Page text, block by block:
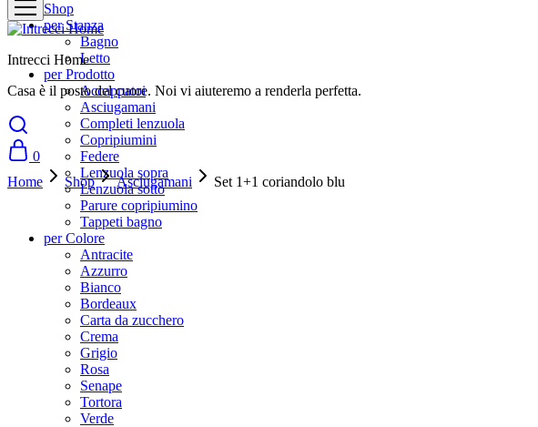
Shop
per Stanza
Bagno
Letto
per Prodotto
Accappatoi
Asciugamani
Completi lenzuola
Copripiumini
Federe
Lenzuola sopra
Lenzuola sotto
Parure copripiumino
Tappeti bagno
per Colore
Antracite
Azzurro
Bianco
Bordeaux
Carta da zucchero
Crema
Grigio
Rosa
Senape
Tortora
Verde
Intrecci Home
Casa è il posto del cuore. Noi vi aiuteremo a renderla perfetta.
0
Home
Shop Asciugamani Set 1+1 coriandolo blu